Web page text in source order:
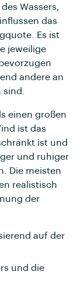
Wassers,
das
Es ist
jeweilige
andere an
sind.
einen großen
ist das
ist und
und ruhiger
Die meisten
realistisch
der
auf der
und die